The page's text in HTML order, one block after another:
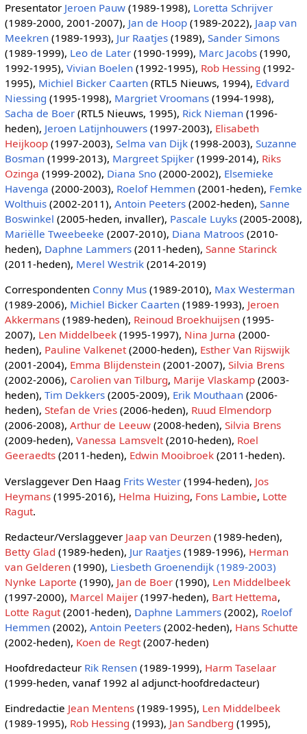
Presentator Jeroen Pauw(1989-1998), Loretta Schrijver
(1989-2000, 2001-2007), Jan de Hoop(1989-2022), Jaap van
Meekren(1989-1993), Jur Raatjes(1989), Sander Simons
(1989-1999), Leo de Later(1990-1999), Marc Jacobs(1990,
1992-1995), Vivian Boelen(1992-1995), Rob Hessing (1992-
1995), Michiel Bicker Caarten(RTL5 Nieuws, 1994), Edvard
Niessing (1995-1998), Margriet Vroomans(1994-1998),
Sacha de Boer(RTL5 Nieuws, 1995), Rick Nieman(1996-
heden), Jeroen Latijnhouwers(1997-2003), Elisabeth
Heijkoop(1997-2003), Selma van Dijk(1998-2003), Suzanne
Bosman(1999-2013), Margreet Spijker(1999-2014), Riks
Ozinga (1999-2002), Diana Sno(2000-2002), Elsemieke
Havenga (2000-2003), Roelof Hemmen(2001-heden), Femke
Wolthuis(2002-2011), Antoin Peeters(2002-heden), Sanne
Boswinkel (2005-heden, invaller), Pascale Luyks(2005-2008),
Mariëlle Tweebeeke (2007-2010), Diana Matroos(2010-
heden), Daphne Lammers(2011-heden), Sanne Starinck
(2011-heden), Merel Westrik(2014-2019)
Correspondenten Conny Mus(1989-2010), Max Westerman
(1989-2006), Michiel Bicker Caarten(1989-1993), Jeroen
Akkermans(1989-heden), Reinoud Broekhuijsen(1995-
2007), Len Middelbeek(1995-1997), Nina Jurna (2000-
heden), Pauline Valkenet(2000-heden), Esther Van Rijswijk
(2001-2004), Emma Blijdenstein(2001-2007), Silvia Brens
(2002-2006), Carolien van Tilburg, Marije Vlaskamp(2003-
heden), Tim Dekkers(2005-2009), Erik Mouthaan(2006-
heden), Stefan de Vries(2006-heden), Ruud Elmendorp
(2006-2008), Arthur de Leeuw(2008-heden), Silvia Brens
(2009-heden), Vanessa Lamsvelt(2010-heden), Roel
Geeraedts(2011-heden), Edwin Mooibroek(2011-heden).
Verslaggever Den Haag Frits Wester(1994-heden), Jos
Heymans(1995-2016), Helma Huizing, Fons Lambie, Lotte
Ragut.
Redacteur/Verslaggever Jaap van Deurzen(1989-heden),
Betty Glad (1989-heden), Jur Raatjes(1989-1996), Herman
van Gelderen(1990), Liesbeth Groenendijk (1989-2003)
Nynke Laporte (1990), Jan de Boer(1990), Len Middelbeek
(1997-2000), Marcel Maijer(1997-heden), Bart Hettema,
Lotte Ragut(2001-heden), Daphne Lammers(2002), Roelof
Hemmen(2002), Antoin Peeters(2002-heden), Hans Schutte
(2002-heden), Koen de Regt(2007-heden)
Hoofdredacteur Rik Rensen(1989-1999), Harm Taselaar
(1999-heden, vanaf 1992 al adjunct-hoofdredacteur)
Eindredactie Jean Mentens(1989-1995), Len Middelbeek
(1989-1995), Rob Hessing (1993), Jan Sandberg (1995),